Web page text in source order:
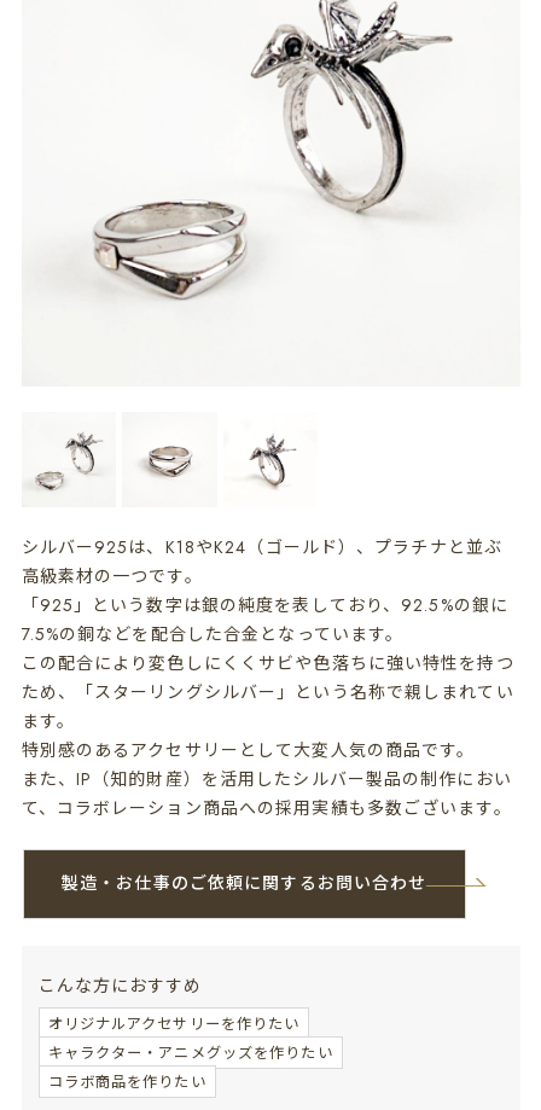
シルバー925は、K18やK24（ゴールド）、プラチナと並ぶ
高級素材の一つです。
「925」という数字は銀の純度を表しており、92.5%の銀に
7.5%の銅などを配合した合金となっています。
この配合により変色しにくくサビや色落ちに強い特性を持つ
ため、「スターリングシルバー」という名称で親しまれてい
ます。
特別感のあるアクセサリーとして大変人気の商品です。
また、IP（知的財産）を活用したシルバー製品の制作におい
て、コラボレーション商品への採用実績も多数ございます。
製造・お仕事のご依頼に関するお問い合わせ
こんな方におすすめ
オリジナルアクセサリーを作りたい
キャラクター・アニメグッズを作りたい
コラボ商品を作りたい